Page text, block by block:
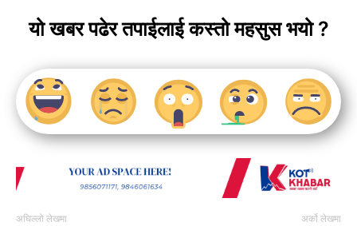
यो खबर पढेर तपाईलाई कस्तो महसुस भयो ?
अघिल्लो लेखमा अर्को लेखमा